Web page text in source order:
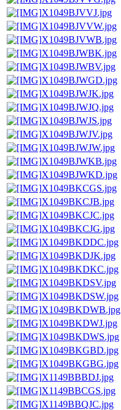
X1049BJVVJ.jpg
X1049BJVVW.jpg
X1049BJVWB.jpg
X1049BJWBK.jpg
X1049BJWBV.jpg
X1049BJWGD.jpg
X1049BJWJK.jpg
X1049BJWJQ.jpg
X1049BJWJS.jpg
X1049BJWJV.jpg
X1049BJWJW.jpg
X1049BJWKB.jpg
X1049BJWKD.jpg
X1049BKCGS.jpg
X1049BKCJB.jpg
X1049BKCJC.jpg
X1049BKCJG.jpg
X1049BKDDC.jpg
X1049BKDJK.jpg
X1049BKDKC.jpg
X1049BKDSV.jpg
X1049BKDSW.jpg
X1049BKDWB.jpg
X1049BKDWJ.jpg
X1049BKDWS.jpg
X1049BKGBD.jpg
X1049BKGBG.jpg
X1149BBBDJ.jpg
X1149BBCGS.jpg
X1149BBQJC.jpg